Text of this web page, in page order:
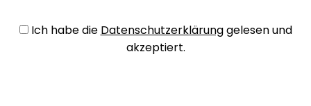
Ich habe die Datenschutzerklärunggelesen und
akzeptiert.